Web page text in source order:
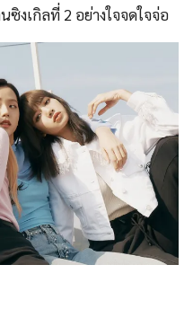
งเกิลที่ 2 อย่างใจจดใจจ่อ